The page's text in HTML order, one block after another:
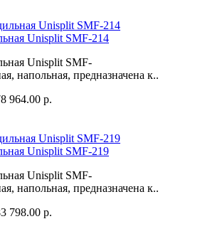
Unisplit SMF-214
Unisplit SMF-
напольная, предназначена к..
964.00 р.
Unisplit SMF-219
Unisplit SMF-
напольная, предназначена к..
798.00 р.